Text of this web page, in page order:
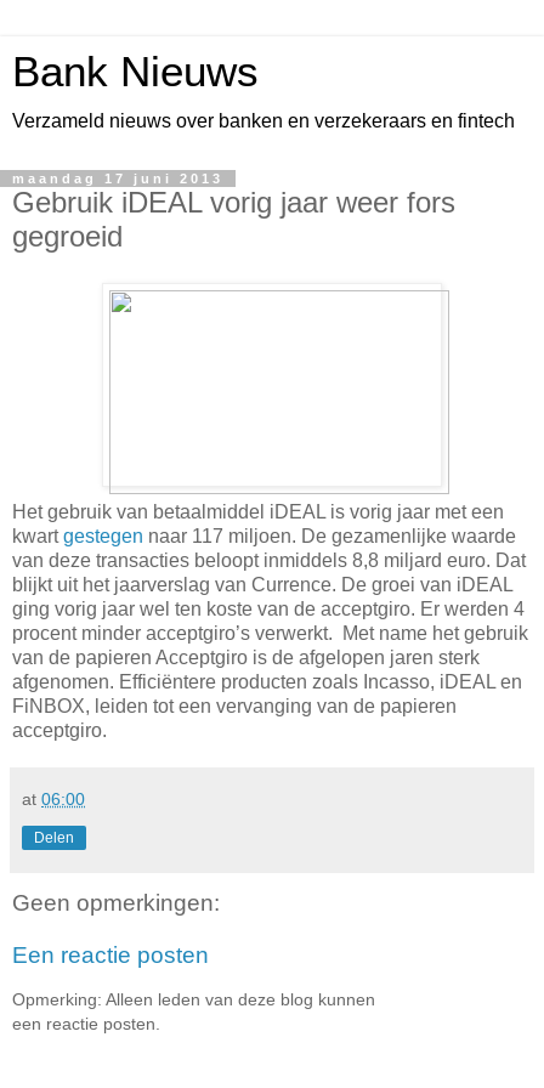
Bank Nieuws
Verzameld nieuws over banken en verzekeraars en fintech
maandag 17 juni 2013
Gebruik iDEAL vorig jaar weer fors
gegroeid
Het gebruik van betaalmiddel iDEAL is vorig jaar met een
kwartgestegen naar 117 miljoen. De gezamenlijke waarde
van deze transacties beloopt inmiddels 8,8 miljard euro. Dat
blijkt uit het jaarverslag van Currence. De groei van iDEAL
ging vorig jaar wel ten koste van de acceptgiro. Er werden 4
procent minder acceptgiro’s verwerkt. Met name het gebruik
van de papieren Acceptgiro is de afgelopen jaren sterk
afgenomen. Efficiëntere producten zoals Incasso, iDEAL en
FiNBOX, leiden tot een vervanging van de papieren
acceptgiro.
at 06:00
Delen
Geen opmerkingen:
Een reactie posten
Opmerking: Alleen leden van deze blog kunnen
een reactie posten.